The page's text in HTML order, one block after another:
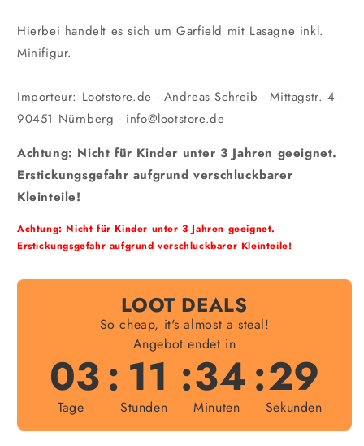
Hierbei handelt es sich um Garfield mit Lasagne inkl.
Minifigur.
Importeur: Lootstore.de - Andreas Schreib - Mittagstr. 4 -
90451 Nürnberg - info@lootstore.de
Achtung: Nicht für Kinder unter 3 Jahren geeignet.
Erstickungsgefahr aufgrund verschluckbarer
Kleinteile!
Achtung: Nicht für Kinder unter 3 Jahren geeignet.
Erstickungsgefahr aufgrund verschluckbarer Kleinteile!
LOOT DEALS
So cheap, it's almost a steal!
Angebot endet in
03: 11 :34:29
Tage Stunden Minuten Sekunden